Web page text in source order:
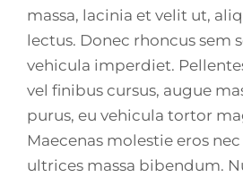
massa, lacinia et velit ut,
lectus. Donec rhoncus sem
vehicula imperdiet.
vel finibus cursus, augue
purus, eu vehicula tortor
Maecenas molestie eros
ultrices massa bibendum.